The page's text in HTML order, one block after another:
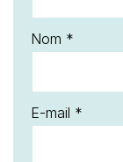
Nom *
E-mail *